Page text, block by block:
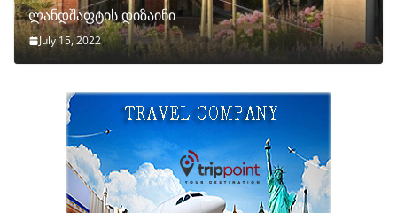
ლანდშაფტის დიზაინი
July 15, 2022